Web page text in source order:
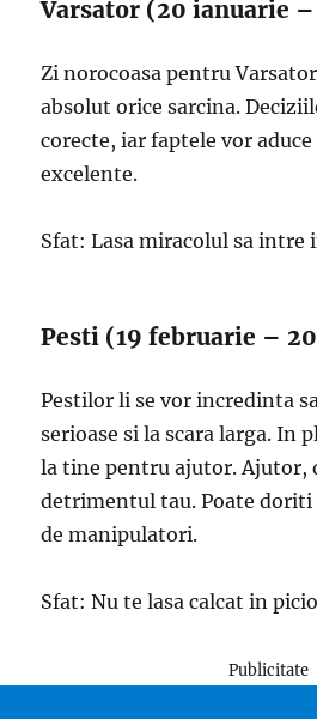
Varsator (20 ianuarie
Zi norocoasa pentru
absolut orice sarcina.
corecte, iar faptele vor
excelente.
Sfat: Lasa miracolul sa intre
Pesti (19 februarie –
Pestilor li se vor incredinta
serioase si la scara larga. In
la tine pentru ajutor. Ajutor,
detrimentul tau. Poate
de manipulatori.
Sfat: Nu te lasa calcat in
Publicitate